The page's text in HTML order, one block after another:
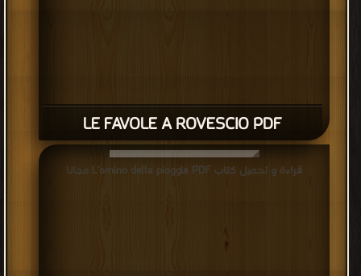
LE FAVOLE A ROVESCIO PDF
قراءة و تحميل كتاب L’omino della pioggia PDF مجانا